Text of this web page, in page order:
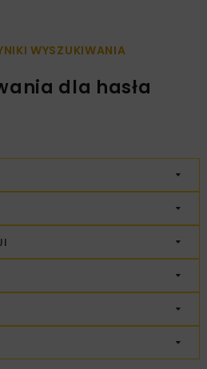
WYSZUKIWANIA
dla hasła